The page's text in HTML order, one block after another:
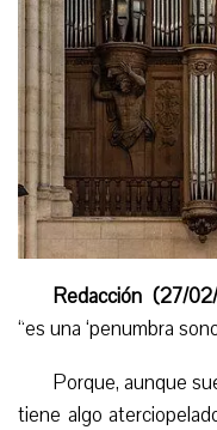
Redacción (27/
“es una ‘penumbra
Porque, aunque
tiene algo